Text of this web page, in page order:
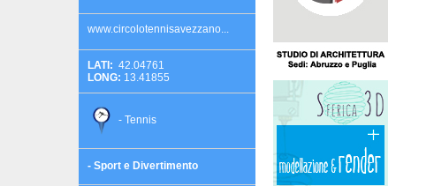
www.circolotennisavezzano...
LATI: 42.04761
LONG: 13.41855
- Tennis
- Sport e Divertimento